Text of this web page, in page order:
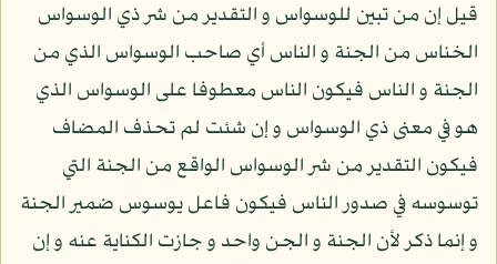
قيل إن من تبين للوسواس و التقدير من شر ذي الوسواس
الخناس من الجنة و الناس أي صاحب الوسواس الذي من
الجنة و الناس فيكون الناس معطوفا على الوسواس الذي
هو في معنى ذي الوسواس و إن شئت لم تحذف المضاف
فيكون التقدير من شر الوسواس الواقع من الجنة التي
توسوسه في صدور الناس فيكون فاعل يوسوس ضمير الجنة
و إنما ذكر لأن الجنة و الجن واحد و جازت الكناية عنه و إن